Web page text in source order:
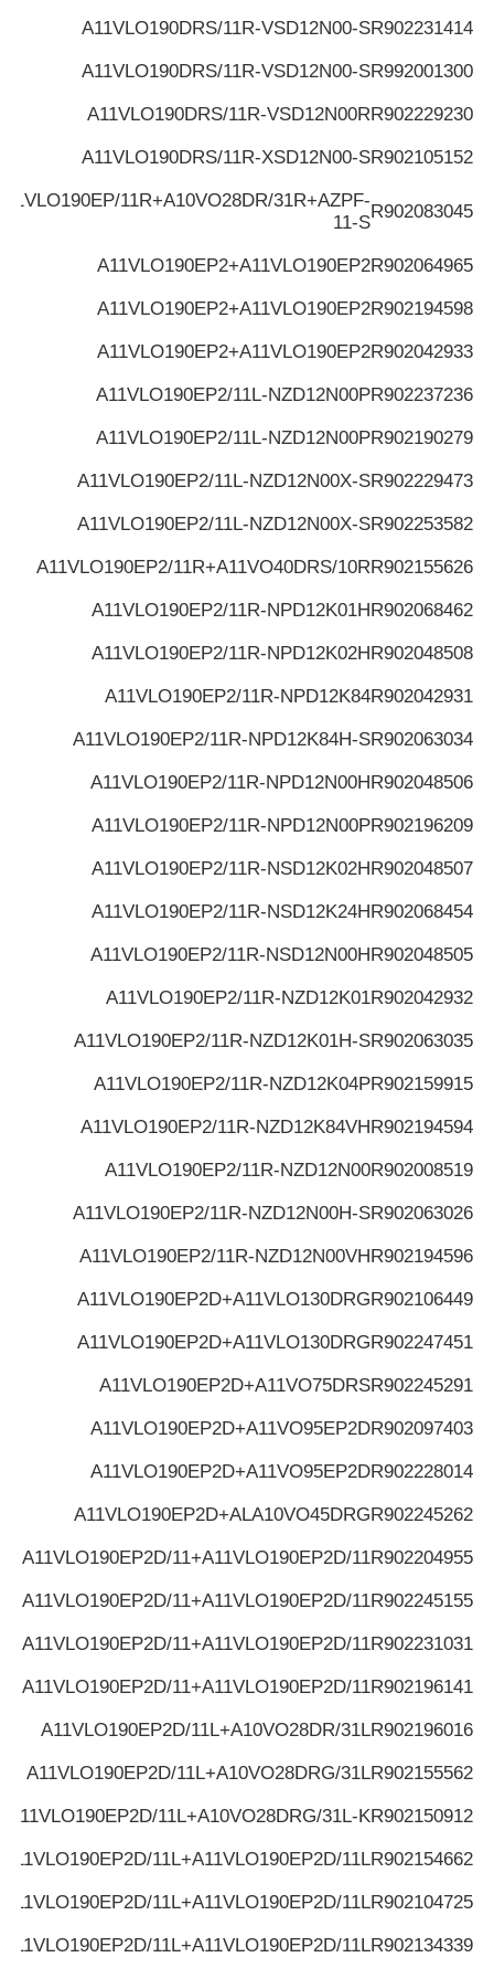
R902231414
A11VLO190DRS/11R-VSD12N00-S
R992001300
A11VLO190DRS/11R-VSD12N00-S
R902229230
A11VLO190DRS/11R-VSD12N00R
R902105152
A11VLO190DRS/11R-XSD12N00-S
R902083045
11R+A10VO28DR/31R+AZPF-
11-S
R902064965
A11VLO190EP2+A11VLO190EP2
R902194598
A11VLO190EP2+A11VLO190EP2
R902042933
A11VLO190EP2+A11VLO190EP2
R902237236
A11VLO190EP2/11L-NZD12N00P
R902190279
A11VLO190EP2/11L-NZD12N00P
R902229473
A11VLO190EP2/11L-NZD12N00X-S
R902253582
A11VLO190EP2/11L-NZD12N00X-S
R902155626
A11VLO190EP2/11R+A11VO40DRS/10R
R902068462
A11VLO190EP2/11R-NPD12K01H
R902048508
A11VLO190EP2/11R-NPD12K02H
R902042931
A11VLO190EP2/11R-NPD12K84
R902063034
A11VLO190EP2/11R-NPD12K84H-S
R902048506
A11VLO190EP2/11R-NPD12N00H
R902196209
A11VLO190EP2/11R-NPD12N00P
R902048507
A11VLO190EP2/11R-NSD12K02H
R902068454
A11VLO190EP2/11R-NSD12K24H
R902048505
A11VLO190EP2/11R-NSD12N00H
R902042932
A11VLO190EP2/11R-NZD12K01
R902063035
A11VLO190EP2/11R-NZD12K01H-S
R902159915
A11VLO190EP2/11R-NZD12K04P
R902194594
A11VLO190EP2/11R-NZD12K84VH
R902008519
A11VLO190EP2/11R-NZD12N00
R902063026
A11VLO190EP2/11R-NZD12N00H-S
R902194596
A11VLO190EP2/11R-NZD12N00VH
R902106449
A11VLO190EP2D+A11VLO130DRG
R902247451
A11VLO190EP2D+A11VLO130DRG
R902245291
A11VLO190EP2D+A11VO75DRS
R902097403
A11VLO190EP2D+A11VO95EP2D
R902228014
A11VLO190EP2D+A11VO95EP2D
R902245262
A11VLO190EP2D+ALA10VO45DRG
R902204955
A11VLO190EP2D/11+A11VLO190EP2D/11
R902245155
A11VLO190EP2D/11+A11VLO190EP2D/11
R902231031
A11VLO190EP2D/11+A11VLO190EP2D/11
R902196141
A11VLO190EP2D/11+A11VLO190EP2D/11
R902196016
A11VLO190EP2D/11L+A10VO28DR/31L
R902155562
A11VLO190EP2D/11L+A10VO28DRG/31L
R902150912
A11VLO190EP2D/11L+A10VO28DRG/31L-K
R902154662
A11VLO190EP2D/11L+A11VLO190EP2D/11L
R902104725
A11VLO190EP2D/11L+A11VLO190EP2D/11L
R902134339
A11VLO190EP2D/11L+A11VLO190EP2D/11L